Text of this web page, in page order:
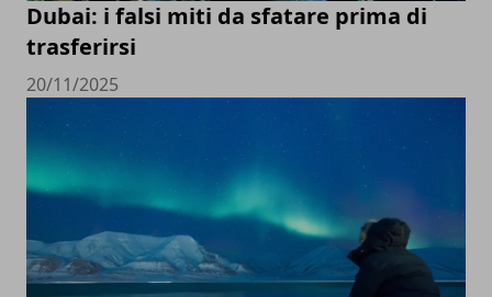
Dubai: i falsi miti da sfatare prima di
trasferirsi
20/11/2025